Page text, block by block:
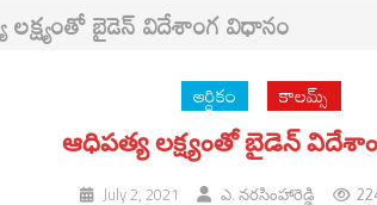
లక్ష్యంతో బైడెన్‌ విదేశాంగ విధానం
ఆర్ధికం కాలమ్స్
ఆధిపత్య లక్ష్యంతో బైడెన్‌
July 2, 2021 ఎ. నరసింహారెడ్డి